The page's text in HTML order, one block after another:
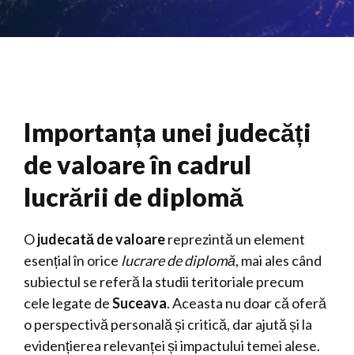
Importanța unei judecăți
de valoare în cadrul
lucrării de diplomă
Ojudecată de valoarereprezintă un element
esențial în orice lucrare de diplomă, mai ales când
subiectul se referă la studii teritoriale precum
cele legate deSuceava. Aceasta nu doar că oferă
o perspectivă personală și critică, dar ajută și la
evidențierea relevanței și impactului temei alese.